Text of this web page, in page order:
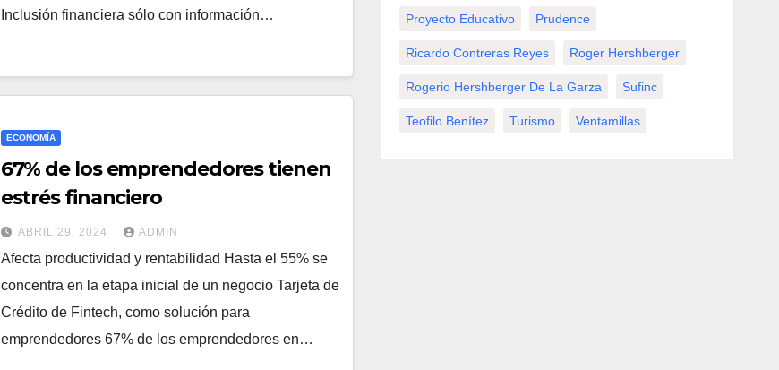
Inclusión financiera sólo con información…
ECONOMÍA
67% de los emprendedores tienen
estrés financiero
ABRIL 29, 2024 ADMIN
Afecta productividad y rentabilidad Hasta el 55% se
concentra en la etapa inicial de un negocio Tarjeta de
Crédito de Fintech, como solución para
emprendedores 67% de los emprendedores en…
Proyecto Educativo Prudence
Ricardo Contreras Reyes Roger Hershberger
Rogerio Hershberger De La Garza Sufinc
Teofilo Benítez Turismo Ventamillas